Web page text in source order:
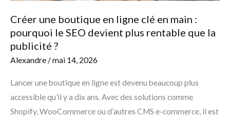
Créer une boutique en ligne clé en main :
pourquoi le SEO devient plus rentable que la
publicité ?
Alexandre/mai 14, 2026
Lancer une boutique en ligne est devenu beaucoup plus
accessible qu’il y a dix ans. Avec des solutions comme
Shopify, WooCommerce ou d’autres CMS e-commerce, il est
pourquoi
le
SEO
devient